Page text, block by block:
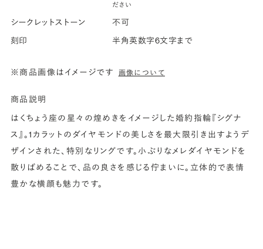
ださい
シークレットストーン
不可
刻印
半角英数字6文字まで
※商品画像はイメージです 画像について
商品説明
はくちょう座の星々の煌めきをイメージした婚約指輪『シグナ
ス』。1カラットのダイヤモンドの美しさを最大限引き出すようデ
ザインされた、特別なリングです。小ぶりなメレダイヤモンドを
散りばめることで、品の良さを感じる佇まいに。立体的で表情
豊かな横顔も魅力です。